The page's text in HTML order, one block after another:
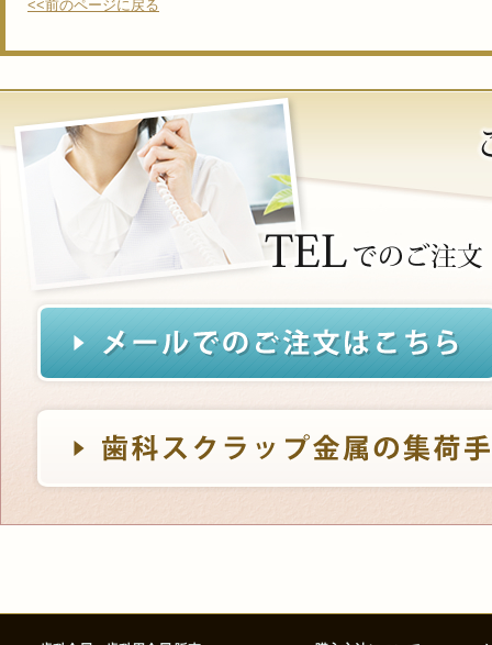
<<前のページに戻る